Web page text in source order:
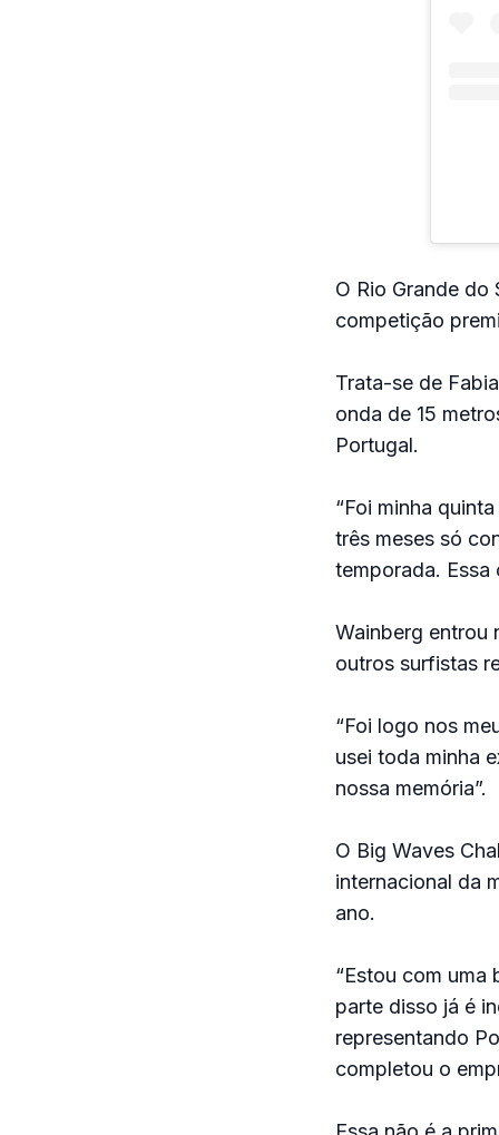
O Rio Grande do
competição
Trata-se de
onda de 15
Portugal.
“Foi minha
três meses só
temporada. Essa
Wainberg entrou
outros surfistas
“Foi logo nos
usei toda minha
nossa memória”.
O Big Waves
internacional da
ano.
“Estou com
parte disso já é
representando
completou o